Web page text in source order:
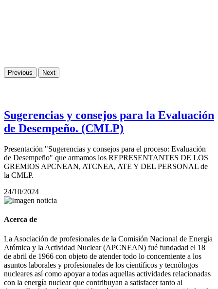
Previous Next
Sugerencias y consejos para la Evaluación
de Desempeño. (CMLP)
Presentación "Sugerencias y consejos para el proceso: Evaluación
de Desempeño" que armamos los REPRESENTANTES DE LOS
GREMIOS APCNEAN, ATCNEA, ATE Y DEL PERSONAL de
la CMLP.
24/10/2024
Acerca de
La Asociación de profesionales de la Comisión Nacional de Energía
Atómica y la Actividad Nuclear (APCNEAN) fué fundadad el 18
de abril de 1966 con objeto de atender todo lo concerniente a los
asuntos laborales y profesionales de los científicos y tecnólogos
nucleares así como apoyar a todas aquellas actividades relacionadas
con la energía nuclear que contribuyan a satisfacer tanto al